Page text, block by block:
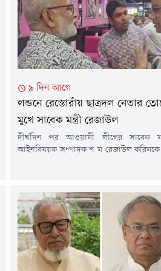
৯ দিন আগে
লন্ডনে রেস্তোরাঁয় ছাত্রদল নেতার
মুখে সাবেক মন্ত্রী রেজাউল
দীর্ঘদিন পর আওয়ামী লীগের সাবেক
আইনবিষয়ক সম্পাদক শ ম রেজাউল করিমকে
রেজাউল করিম। এক ছাত্রদল নেতা তাকে
বলতে থাকেন, ১৭ বছর ধরে...